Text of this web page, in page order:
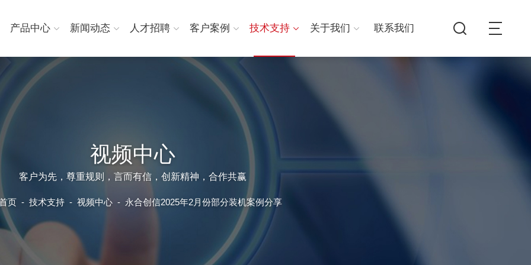
产品中心 新闻动态 人才招聘 客户案例 技术支持 关于我们 联系我们
视频中心
客户为先，尊重规则，言而有信，创新精神，合作共赢
页- 技术支持- 视频中心- 永合创信2025年2月份部分装机案例分享